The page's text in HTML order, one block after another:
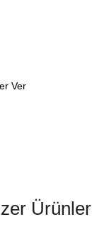
Ver
Ürünler